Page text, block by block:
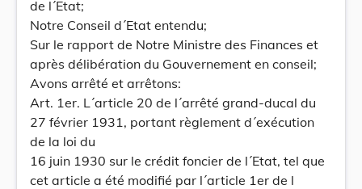
de l´Etat;
Notre Conseil d´Etat entendu;
Sur le rapport de Notre Ministre des Finances et
après délibération du Gouvernement en conseil;
Avons arrêté et arrêtons:
Art. 1er. L´article 20 de l´arrêté grand-ducal du
27 février 1931, portant règlement d´exécution
de la loi du
16 juin 1930 sur le crédit foncier de l´Etat, tel que
cet article a été modifié par l´article 1er de l